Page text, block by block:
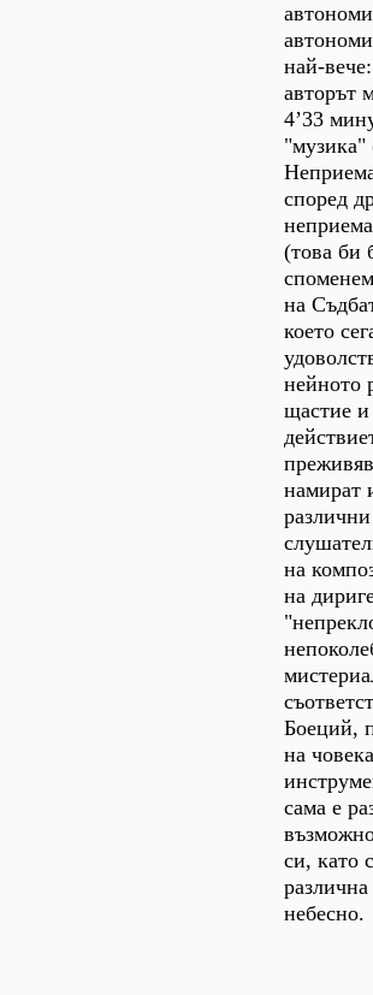
най-
авторът
4’33
"музика"
според
(това би
на
което
нейното
щастие и
намират
на
на
Боеций,
на
сама е
си, като
небесно.